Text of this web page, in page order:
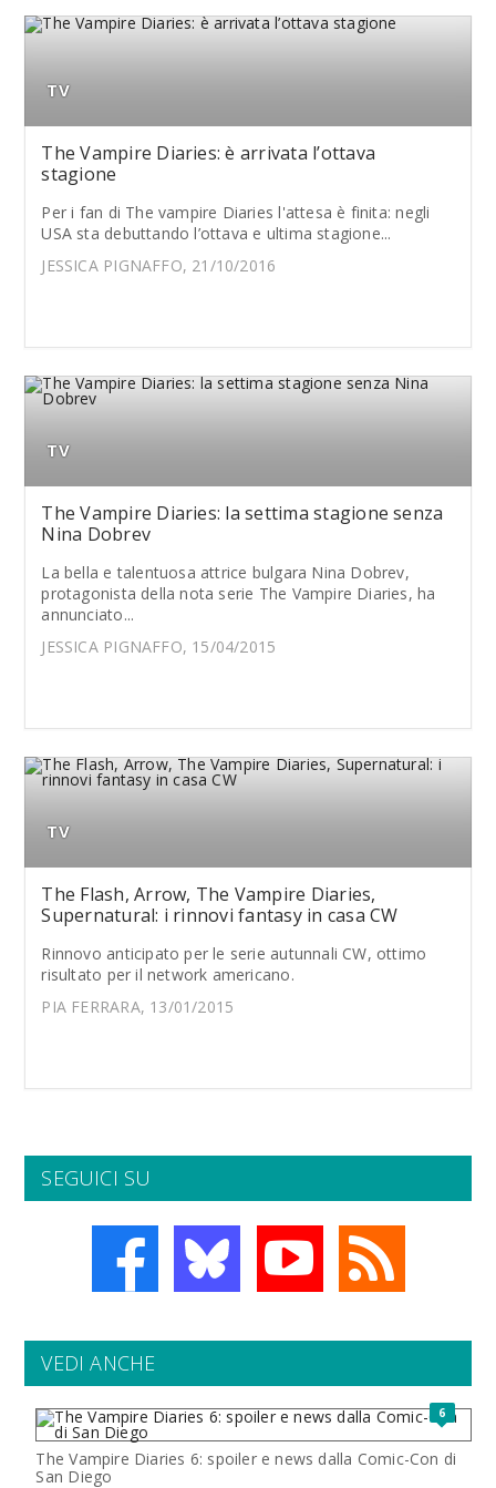
TV
The Vampire Diaries: è arrivata l’ottava
stagione
Per i fan di The vampire Diaries l'attesa è finita: negli
USA sta debuttando l’ottava e ultima stagione...
JESSICA PIGNAFFO, 21/10/2016
TV
The Vampire Diaries: la settima stagione senza
Nina Dobrev
La bella e talentuosa attrice bulgara Nina Dobrev,
protagonista della nota serie The Vampire Diaries, ha
annunciato...
JESSICA PIGNAFFO, 15/04/2015
TV
The Flash, Arrow, The Vampire Diaries,
Supernatural: i rinnovi fantasy in casa CW
Rinnovo anticipato per le serie autunnali CW, ottimo
risultato per il network americano.
PIA FERRARA, 13/01/2015
SEGUICI SU
VEDI ANCHE
6
The Vampire Diaries 6: spoiler e news dalla Comic-Con di
San Diego